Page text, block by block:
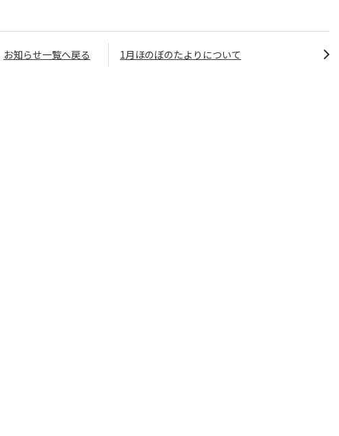
お知らせ一覧へ戻る 1月ほのぼのたよりについて